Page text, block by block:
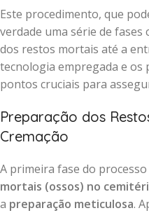
Este procedimento, que
verdade uma série de fases
dos restos mortais até a
tecnologia empregada e os
pontos cruciais para
Preparação dos
Cremação
A primeira fase do processo
mortais (ossos) no
a preparação meticulosa.